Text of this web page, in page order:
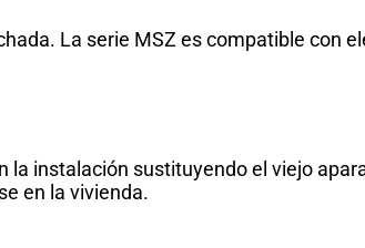
La serie MSZ es compatible con
instalación sustituyendo el viejo
en la vivienda.